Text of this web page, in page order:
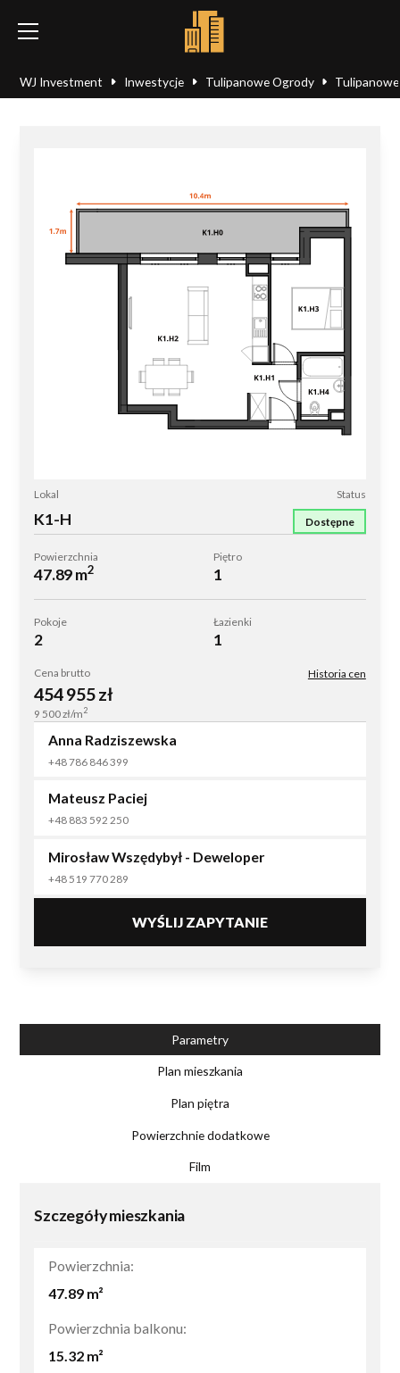
WJ Investment Inwestycje Tulipanowe Ogrody
Lokal
K1-H
Status
Dostępne
Powierzchnia
47.89 m2
Piętro
1
Pokoje
2
Łazienki
1
Cena brutto Historia cen
454 955zł
9 500zł/m2
Anna Radziszewska
+48 786 846 399
Mateusz Paciej
+48 883 592 250
Mirosław Wszędybył - Deweloper
+48 519 770 289
WYŚLIJ ZAPYTANIE
Parametry
Plan mieszkania
Plan piętra
Powierzchnie dodatkowe
Film
Szczegóły mieszkania
Powierzchnia:
47.89m²
Powierzchnia balkonu:
15.32m²